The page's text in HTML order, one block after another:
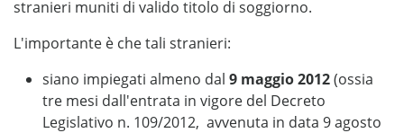
stranieri muniti di valido titolo di soggiorno.
L'importante è che tali stranieri:
siano impiegati almeno dal 9 maggio 2012(ossia
tre mesi dall'entrata in vigore del Decreto
Legislativo n. 109/2012, avvenuta in data 9 agosto